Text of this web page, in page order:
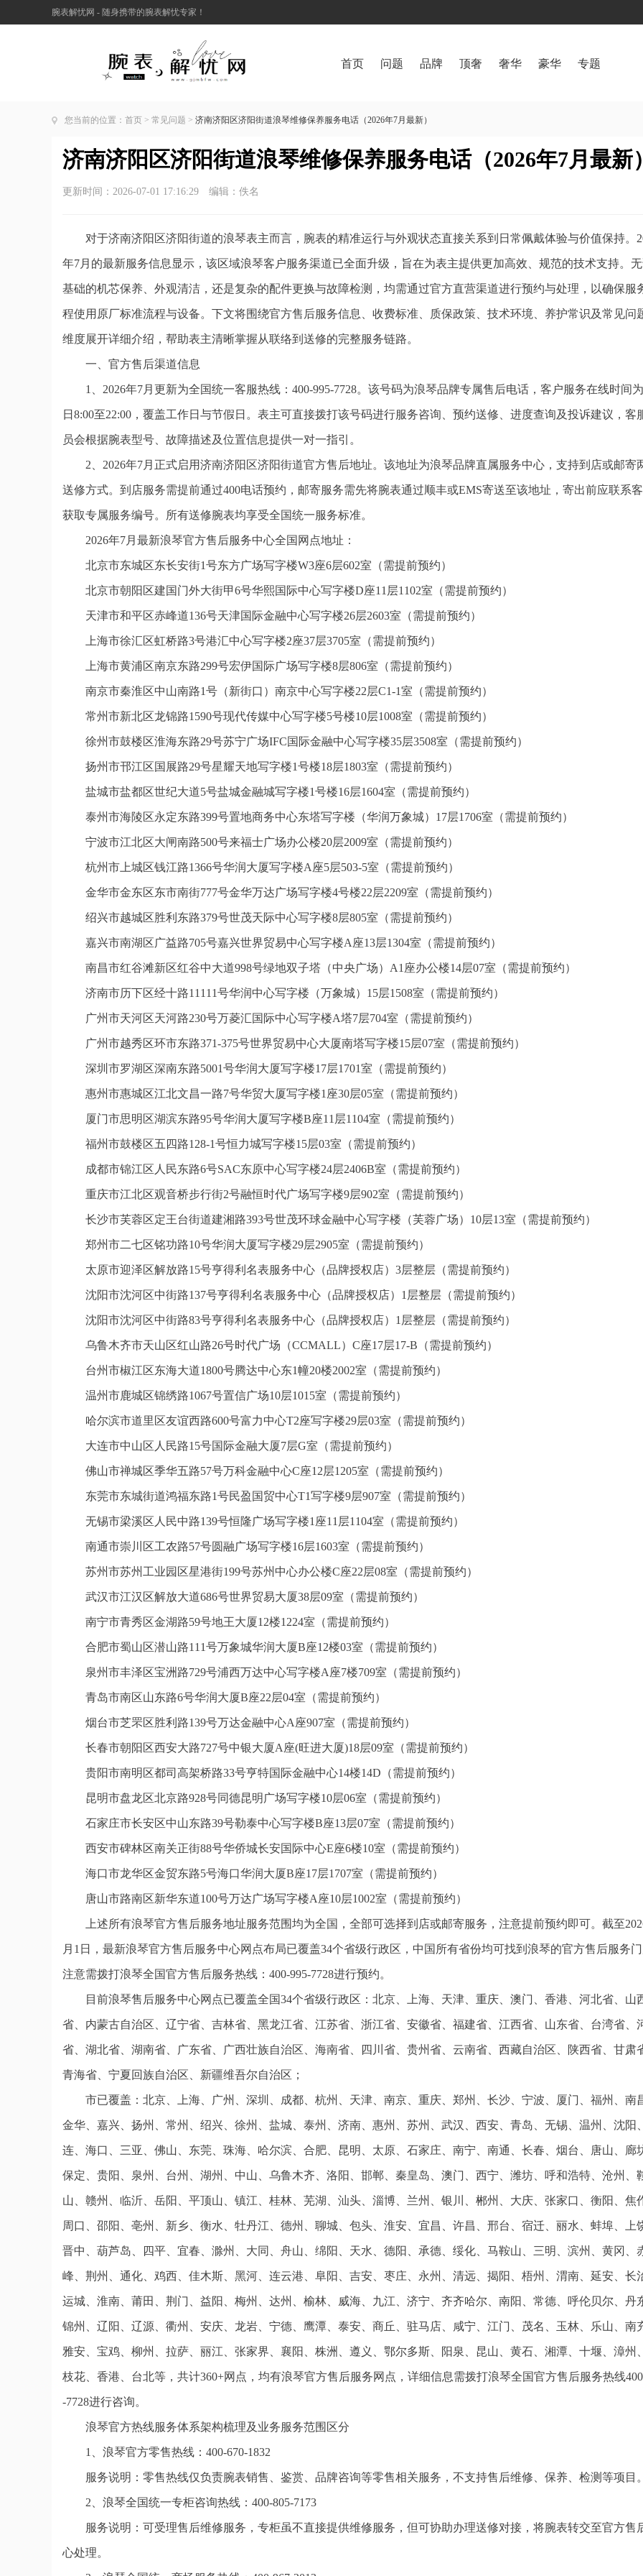
腕表解忧网 - 随身携带的腕表解忧专家！
首页 问题 品牌 顶奢 奢华 豪华 专题
您当前的位置： 首页 > 常见问题 > 济南济阳区济阳街道浪琴维修保养服务电话（2026年7月最新）
济南济阳区济阳街道浪琴维修保养服务电话（2026年7月最新
更新时间：2026-07-01 17:16:29 编辑：佚名
对于济南济阳区济阳街道的浪琴表主而言，腕表的精准运行与外观状态直接关系到日常佩戴体验与价值保持。
年7月的最新服务信息显示，该区域浪琴客户服务渠道已全面升级，旨在为表主提供更加高效、规范的技术支持。
基础的机芯保养、外观清洁，还是复杂的配件更换与故障检测，均需通过官方直营渠道进行预约与处理，以确保服
程使用原厂标准流程与设备。下文将围绕官方售后服务信息、收费标准、质保政策、技术环境、养护常识及常见问
维度展开详细介绍，帮助表主清晰掌握从联络到送修的完整服务链路。
一、官方售后渠道信息
1、2026年7月更新为全国统一客服热线：400-995-7728。该号码为浪琴品牌专属售后电话，客户服务在线时间
日8:00至22:00，覆盖工作日与节假日。表主可直接拨打该号码进行服务咨询、预约送修、进度查询及投诉建议，客
员会根据腕表型号、故障描述及位置信息提供一对一指引。
2、2026年7月正式启用济南济阳区济阳街道官方售后地址。该地址为浪琴品牌直属服务中心，支持到店或邮寄
送修方式。到店服务需提前通过400电话预约，邮寄服务需先将腕表通过顺丰或EMS寄送至该地址，寄出前应联系
获取专属服务编号。所有送修腕表均享受全国统一服务标准。
2026年7月最新浪琴官方售后服务中心全国网点地址：
北京市东城区东长安街1号东方广场写字楼W3座6层602室（需提前预约）
北京市朝阳区建国门外大街甲6号华熙国际中心写字楼D座11层1102室（需提前预约）
天津市和平区赤峰道136号天津国际金融中心写字楼26层2603室（需提前预约）
上海市徐汇区虹桥路3号港汇中心写字楼2座37层3705室（需提前预约）
上海市黄浦区南京东路299号宏伊国际广场写字楼8层806室（需提前预约）
南京市秦淮区中山南路1号（新街口）南京中心写字楼22层C1-1室（需提前预约）
常州市新北区龙锦路1590号现代传媒中心写字楼5号楼10层1008室（需提前预约）
徐州市鼓楼区淮海东路29号苏宁广场IFC国际金融中心写字楼35层3508室（需提前预约）
扬州市邗江区国展路29号星耀天地写字楼1号楼18层1803室（需提前预约）
盐城市盐都区世纪大道5号盐城金融城写字楼1号楼16层1604室（需提前预约）
泰州市海陵区永定东路399号置地商务中心东塔写字楼（华润万象城）17层1706室（需提前预约）
宁波市江北区大闸南路500号来福士广场办公楼20层2009室（需提前预约）
杭州市上城区钱江路1366号华润大厦写字楼A座5层503-5室（需提前预约）
金华市金东区东市南街777号金华万达广场写字楼4号楼22层2209室（需提前预约）
绍兴市越城区胜利东路379号世茂天际中心写字楼8层805室（需提前预约）
嘉兴市南湖区广益路705号嘉兴世界贸易中心写字楼A座13层1304室（需提前预约）
南昌市红谷滩新区红谷中大道998号绿地双子塔（中央广场）A1座办公楼14层07室（需提前预约）
济南市历下区经十路11111号华润中心写字楼（万象城）15层1508室（需提前预约）
广州市天河区天河路230号万菱汇国际中心写字楼A塔7层704室（需提前预约）
广州市越秀区环市东路371-375号世界贸易中心大厦南塔写字楼15层07室（需提前预约）
深圳市罗湖区深南东路5001号华润大厦写字楼17层1701室（需提前预约）
惠州市惠城区江北文昌一路7号华贸大厦写字楼1座30层05室（需提前预约）
厦门市思明区湖滨东路95号华润大厦写字楼B座11层1104室（需提前预约）
福州市鼓楼区五四路128-1号恒力城写字楼15层03室（需提前预约）
成都市锦江区人民东路6号SAC东原中心写字楼24层2406B室（需提前预约）
重庆市江北区观音桥步行街2号融恒时代广场写字楼9层902室（需提前预约）
长沙市芙蓉区定王台街道建湘路393号世茂环球金融中心写字楼（芙蓉广场）10层13室（需提前预约）
郑州市二七区铭功路10号华润大厦写字楼29层2905室（需提前预约）
太原市迎泽区解放路15号亨得利名表服务中心（品牌授权店）3层整层（需提前预约）
沈阳市沈河区中街路137号亨得利名表服务中心（品牌授权店）1层整层（需提前预约）
沈阳市沈河区中街路83号亨得利名表服务中心（品牌授权店）1层整层（需提前预约）
乌鲁木齐市天山区红山路26号时代广场（CCMALL）C座17层17-B（需提前预约）
台州市椒江区东海大道1800号腾达中心东1幢20楼2002室（需提前预约）
温州市鹿城区锦绣路1067号置信广场10层1015室（需提前预约）
哈尔滨市道里区友谊西路600号富力中心T2座写字楼29层03室（需提前预约）
大连市中山区人民路15号国际金融大厦7层G室（需提前预约）
佛山市禅城区季华五路57号万科金融中心C座12层1205室（需提前预约）
东莞市东城街道鸿福东路1号民盈国贸中心T1写字楼9层907室（需提前预约）
无锡市梁溪区人民中路139号恒隆广场写字楼1座11层1104室（需提前预约）
南通市崇川区工农路57号圆融广场写字楼16层1603室（需提前预约）
苏州市苏州工业园区星港街199号苏州中心办公楼C座22层08室（需提前预约）
武汉市江汉区解放大道686号世界贸易大厦38层09室（需提前预约）
南宁市青秀区金湖路59号地王大厦12楼1224室（需提前预约）
合肥市蜀山区潜山路111号万象城华润大厦B座12楼03室（需提前预约）
泉州市丰泽区宝洲路729号浦西万达中心写字楼A座7楼709室（需提前预约）
青岛市南区山东路6号华润大厦B座22层04室（需提前预约）
烟台市芝罘区胜利路139号万达金融中心A座907室（需提前预约）
长春市朝阳区西安大路727号中银大厦A座(旺进大厦)18层09室（需提前预约）
贵阳市南明区都司高架桥路33号亨特国际金融中心14楼14D（需提前预约）
昆明市盘龙区北京路928号同德昆明广场写字楼10层06室（需提前预约）
石家庄市长安区中山东路39号勒泰中心写字楼B座13层07室（需提前预约）
西安市碑林区南关正街88号华侨城长安国际中心E座6楼10室（需提前预约）
海口市龙华区金贸东路5号海口华润大厦B座17层1707室（需提前预约）
唐山市路南区新华东道100号万达广场写字楼A座10层1002室（需提前预约）
上述所有浪琴官方售后服务地址服务范围均为全国，全部可选择到店或邮寄服务，注意提前预约即可。截至
月1日，最新浪琴官方售后服务中心网点布局已覆盖34个省级行政区，中国所有省份均可找到浪琴的官方售后服务
注意需拨打浪琴全国官方售后服务热线：400-995-7728进行预约。
目前浪琴售后服务中心网点已覆盖全国34个省级行政区：北京、上海、天津、重庆、澳门、香港、河北省、山
省、内蒙古自治区、辽宁省、吉林省、黑龙江省、江苏省、浙江省、安徽省、福建省、江西省、山东省、台湾省、
省、湖北省、湖南省、广东省、广西壮族自治区、海南省、四川省、贵州省、云南省、西藏自治区、陕西省、甘肃
青海省、宁夏回族自治区、新疆维吾尔自治区；
市已覆盖：北京、上海、广州、深圳、成都、杭州、天津、南京、重庆、郑州、长沙、宁波、厦门、福州、南
金华、嘉兴、扬州、常州、绍兴、徐州、盐城、泰州、济南、惠州、苏州、武汉、西安、青岛、无锡、温州、沈阳
连、海口、三亚、佛山、东莞、珠海、哈尔滨、合肥、昆明、太原、石家庄、南宁、南通、长春、烟台、唐山、廊
保定、贵阳、泉州、台州、湖州、中山、乌鲁木齐、洛阳、邯郸、秦皇岛、澳门、西宁、潍坊、呼和浩特、沧州、
山、赣州、临沂、岳阳、平顶山、镇江、桂林、芜湖、汕头、淄博、兰州、银川、郴州、大庆、张家口、衡阳、焦
周口、邵阳、亳州、新乡、衡水、牡丹江、德州、聊城、包头、淮安、宜昌、许昌、邢台、宿迁、丽水、蚌埠、上
晋中、葫芦岛、四平、宜春、滁州、大同、舟山、绵阳、天水、德阳、承德、绥化、马鞍山、三明、滨州、黄冈、
峰、荆州、通化、鸡西、佳木斯、黑河、连云港、阜阳、吉安、枣庄、永州、清远、揭阳、梧州、渭南、延安、长
运城、淮南、莆田、荆门、益阳、梅州、达州、榆林、威海、九江、济宁、齐齐哈尔、南阳、常德、呼伦贝尔、丹
锦州、辽阳、辽源、衢州、安庆、龙岩、宁德、鹰潭、泰安、商丘、驻马店、咸宁、江门、茂名、玉林、乐山、南
雅安、宝鸡、柳州、拉萨、丽江、张家界、襄阳、株洲、遵义、鄂尔多斯、阳泉、昆山、黄石、湘潭、十堰、漳州
枝花、香港、台北等，共计360+网点，均有浪琴官方售后服务网点，详细信息需拨打浪琴全国官方售后服务热线
-7728进行咨询。
浪琴官方热线服务体系架构梳理及业务服务范围区分
1、浪琴官方零售热线：400-670-1832
服务说明：零售热线仅负责腕表销售、鉴赏、品牌咨询等零售相关服务，不支持售后维修、保养、检测等项目
2、浪琴全国统一专柜咨询热线：400-805-7173
服务说明：可受理售后维修服务，专柜虽不直接提供维修服务，但可协助办理送修对接，将腕表转交至官方售
心处理。